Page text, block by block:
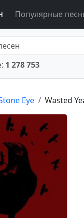
Популярные
1 278 753
Eye Wasted